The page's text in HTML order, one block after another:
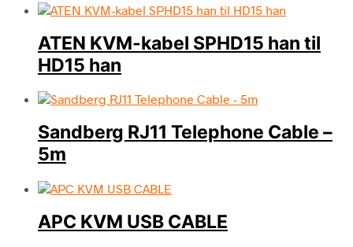
ATEN KVM-kabel SPHD15 han til
HD15 han
Sandberg RJ11 Telephone Cable –
5m
APC KVM USB CABLE